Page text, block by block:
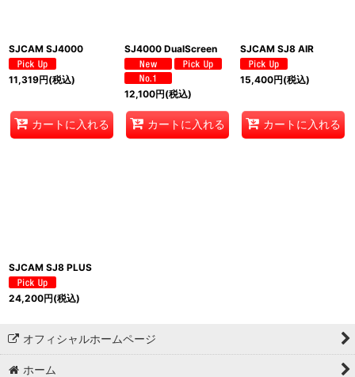
SJCAM SJ4000
11,319円(税込)
カートに入れる
SJ4000 DualScreen
12,100円(税込)
カートに入れる
SJCAM SJ8 AIR
15,400円(税込)
カートに入れる
SJCAM SJ8 PLUS
24,200円(税込)
オフィシャルホームページ
ホーム